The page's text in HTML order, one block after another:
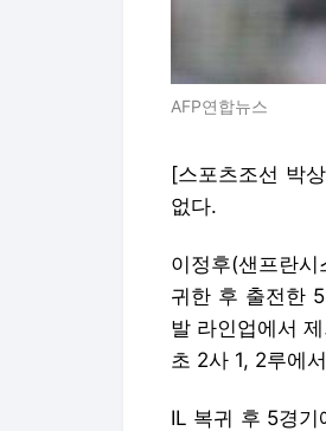
AFP연합뉴스
[스포츠조선 박
없다.
이정후(샌프란
귀한 후 출전한
발 라인업에서
초 2사 1, 2루에
IL 복귀 후 5경